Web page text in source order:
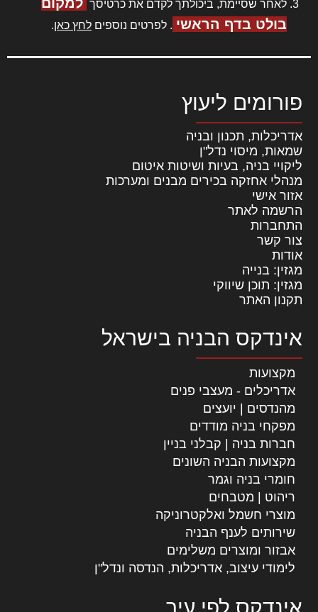
לאחר שסיימת, ביכולתך לקדם את כרטיסך
בולט בדף הראשי . לפרטים נוספים לחץ כאן.
פורומים ליעוץ
אדריכלות, תכנון ובניה
שמאות, מיסוי נדל"ן
ליקויי בניה, בעיות ושיטות איטום
מנהלי אחזקה בכירים מבנים ומערכות
אזור אישי
הרשמה לאתר
התחברות
צור קשר
אודות
מגזין: בנייה
מגזין: תוכן שיווקי
תקנון האתר
אינדקס הבניה בישראל
מקצועות
אדריכלים - מעצבי פנים
מהנדסים | יועצים
מפקחי בניה מודדים
חברות בניה | קבלני בניין
מקצועות הבניה השונים
חומרי בניה וגמר
ריהוט | מטבחים
מוצרי חשמל ואלקטרוניקה
שירותים לענף הבניה
אבזור ומוצרים משלימים
לימודי עיצוב, אדריכלות, הנדסה ונדל"ן
אינדקס לפי עיר